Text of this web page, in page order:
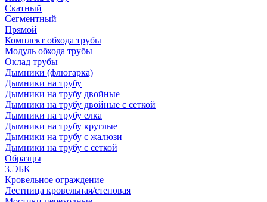
Скатный
Сегментный
Прямой
Комплект обхода трубы
Модуль обхода трубы
Оклад трубы
Дымники (флюгарка)
Дымники на трубу
Дымники на трубу двoйные
Дымники на трубу двoйные с сеткой
Дымники на трубу елка
Дымники на трубу круглые
Дымники на трубу с жалюзи
Дымники на трубу с сеткой
Образцы
3.ЭБК
Кровельное ограждение
Лестница кровельная/стеновая